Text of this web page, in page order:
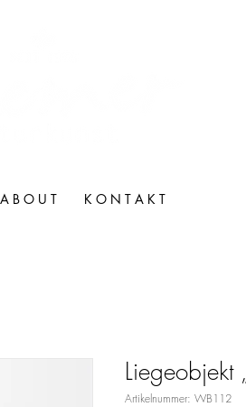
Liegeobjekt
Artikelnummer: WB112
A B O U T K O N T A K T